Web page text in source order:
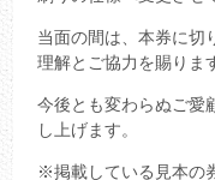
当面の間は、本券に切
理解とご協力を賜りま
今後とも変わらぬご愛
し上げます。
※掲載している見本の